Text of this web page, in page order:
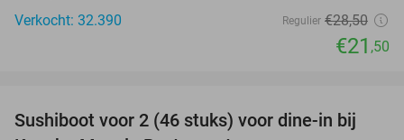
Verkocht: 32.390
Regulier €28,50
€21 ,50
36%
Sushiboot voor 2 (46 stuks) voor dine-in bij